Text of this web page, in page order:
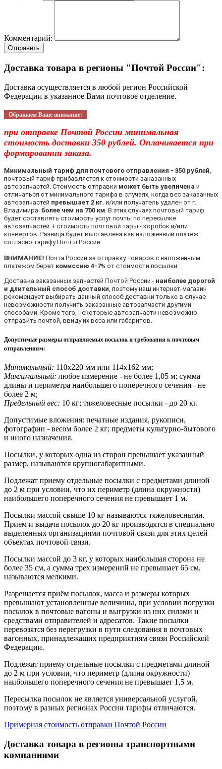
Комментарий:
Отправить
Доставка товара в регионы "Почтой России":
Доставка осуществляется в любой регион Российской
Федерации в указанное Вами почтовое отделение.
Обращаем Ваше внимание:
при отправке Почтой России минимальная
стоимость доставки 350 рублей. Оплачивается при
формировании заказа.
Минимальный тариф для почтового отправления - 350 рублей
почтовый тариф прибавляется к стоимости заказанных
автозапчастей. Стоимость отправки может быть увеличена и
отличаться от минимального тарифа в случаях, когда вес заказанных
автозапчастей превышает 2 кг. и/или получатель удален от г.
Владимира более чем на 700 км . В этих случаях почтовый тариф
будет составлять стоимость услуг почты по пересылке
автозапчастей + стоимость почтовой тары - коробок и/или
конвертов. Разница будет выставлена как наложенный платеж.
согласно тарифу Почты России.
ВНИМАНИЕ! Почта России за отправку товаров с наложенным
платежом берет комиссию 4-7% от стоимости посылки.
Доставка заказанных запчастей Почтой России - наиболее дорогой
и длительный способ доставки , поэтому наш интернет-магазин
рекомендует выбирать данный способ доставки только в случае
невозможности получить заказанные автозапчасти другими
способами. Кроме того, некоторые автозапчасти невозможно
отправить почтой, ввиду их веса или габаритов.
Допустимые размеры отправляемых посылок и требования к почтовым
отправлениям:
Минимальный: 110х220 мм или 114х162 мм;
Максимальный: любое измерение - не более 1,05 м; сумма
длины и периметра наибольшего поперечного сечения - не
более 2 м;
Предельный вес: 10 кг; тяжеловесные посылки - до 20 кг.
Допустимые вложения: печатные издания, рукописи,
фотографии - весом более 2 кг; предметы культурно-бытового
и иного назначения.
Посылки, у которых одна из сторон превышает указанный
размер, называются крупногабаритными.
Подлежат приему отдельные посылки с предметами длиной
до 2 м при условии, что их периметр (длина окружности)
наибольшего поперечного сечения не превышает 1 м.
Посылки массой свыше 10 кг называются тяжеловесными.
Прием и выдача посылок до 20 кг производятся в специально
выделенных организациями почтовой связи для этих целей
объектах почтовой связи.
Посылки массой до 3 кг, у которых наибольшая сторона не
более 35 см, а сумма трех измерений не превышает 65 см,
называются мелкими.
Разрешается приём посылок, масса и размеры которых
превышают установленные величины, при условии погрузки
посылок в почтовые вагоны и выгрузки из них силами и
средствами отправителей и адресатов. Такие посылки
перевозятся без перегрузки в пути следования в почтовых
вагонных, принадлежащих предприятиям связи Российской
Федерации.
Подлежат приему отдельные посылки с предметами длиной
до 2 м при условии, что периметр (длина окружности)
наибольшего поперечного сечения не превышает 1,5 м.
Пересылка посылок не является универсальной услугой,
поэтому в разных регионах России тарифы отличаются.
Примерная стоимость отправки Почтой России
Доставка товара в регионы транспортными
компаниями